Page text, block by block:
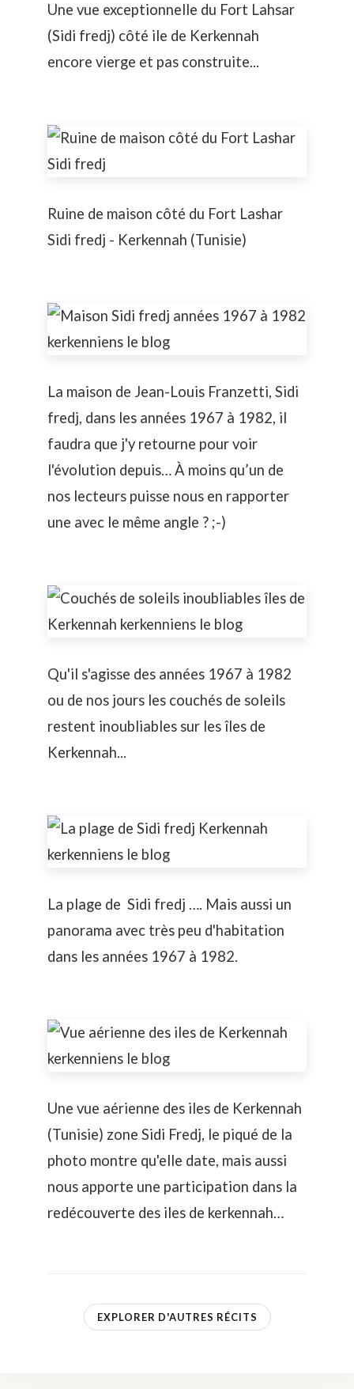
Une vue exceptionnelle du Fort Lahsar
(Sidi fredj) côté ile de Kerkennah
encore vierge et pas construite...
Ruine de maison côté du Fort Lashar
Sidi fredj - Kerkennah (Tunisie)
La maison de Jean-Louis Franzetti, Sidi
fredj, dans les années 1967 à 1982, il
faudra que j'y retourne pour voir
l'évolution depuis… À moins qu’un de
nos lecteurs puisse nous en rapporter
une avec le même angle ? ;-)
Qu'il s'agisse des années 1967 à 1982
ou de nos jours les couchés de soleils
restent inoubliables sur les îles de
Kerkennah...
La plage de Sidi fredj …. Mais aussi un
panorama avec très peu d'habitation
dans les années 1967 à 1982.
Une vue aérienne des iles de Kerkennah
(Tunisie) zone Sidi Fredj, le piqué de la
photo montre qu'elle date, mais aussi
nous apporte une participation dans la
redécouverte des iles de kerkennah…
EXPLORER D'AUTRES RÉCITS